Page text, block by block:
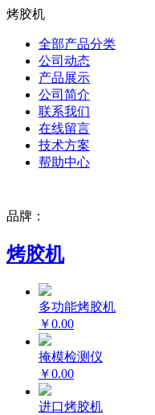
烤胶机
全部产品分类
公司动态
产品展示
公司简介
联系我们
在线留言
技术方案
帮助中心
品牌：
烤胶机
多功能烤胶机
￥0.00
掩模检测仪
￥0.00
进口烤胶机